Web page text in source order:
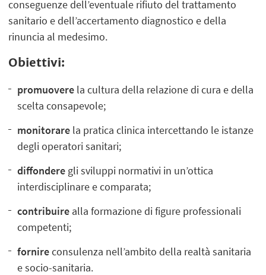
conseguenze dell’eventuale rifiuto del trattamento
sanitario e dell’accertamento diagnostico e della
rinuncia al medesimo.
Obiettivi:
promuovere la cultura della relazione di cura e della
scelta consapevole;
monitorare la pratica clinica intercettando le istanze
degli operatori sanitari;
diffondere gli sviluppi normativi in un’ottica
interdisciplinare e comparata;
contribuire alla formazione di figure professionali
competenti;
fornireconsulenza nell’ambito della realtà sanitaria
e socio-sanitaria.